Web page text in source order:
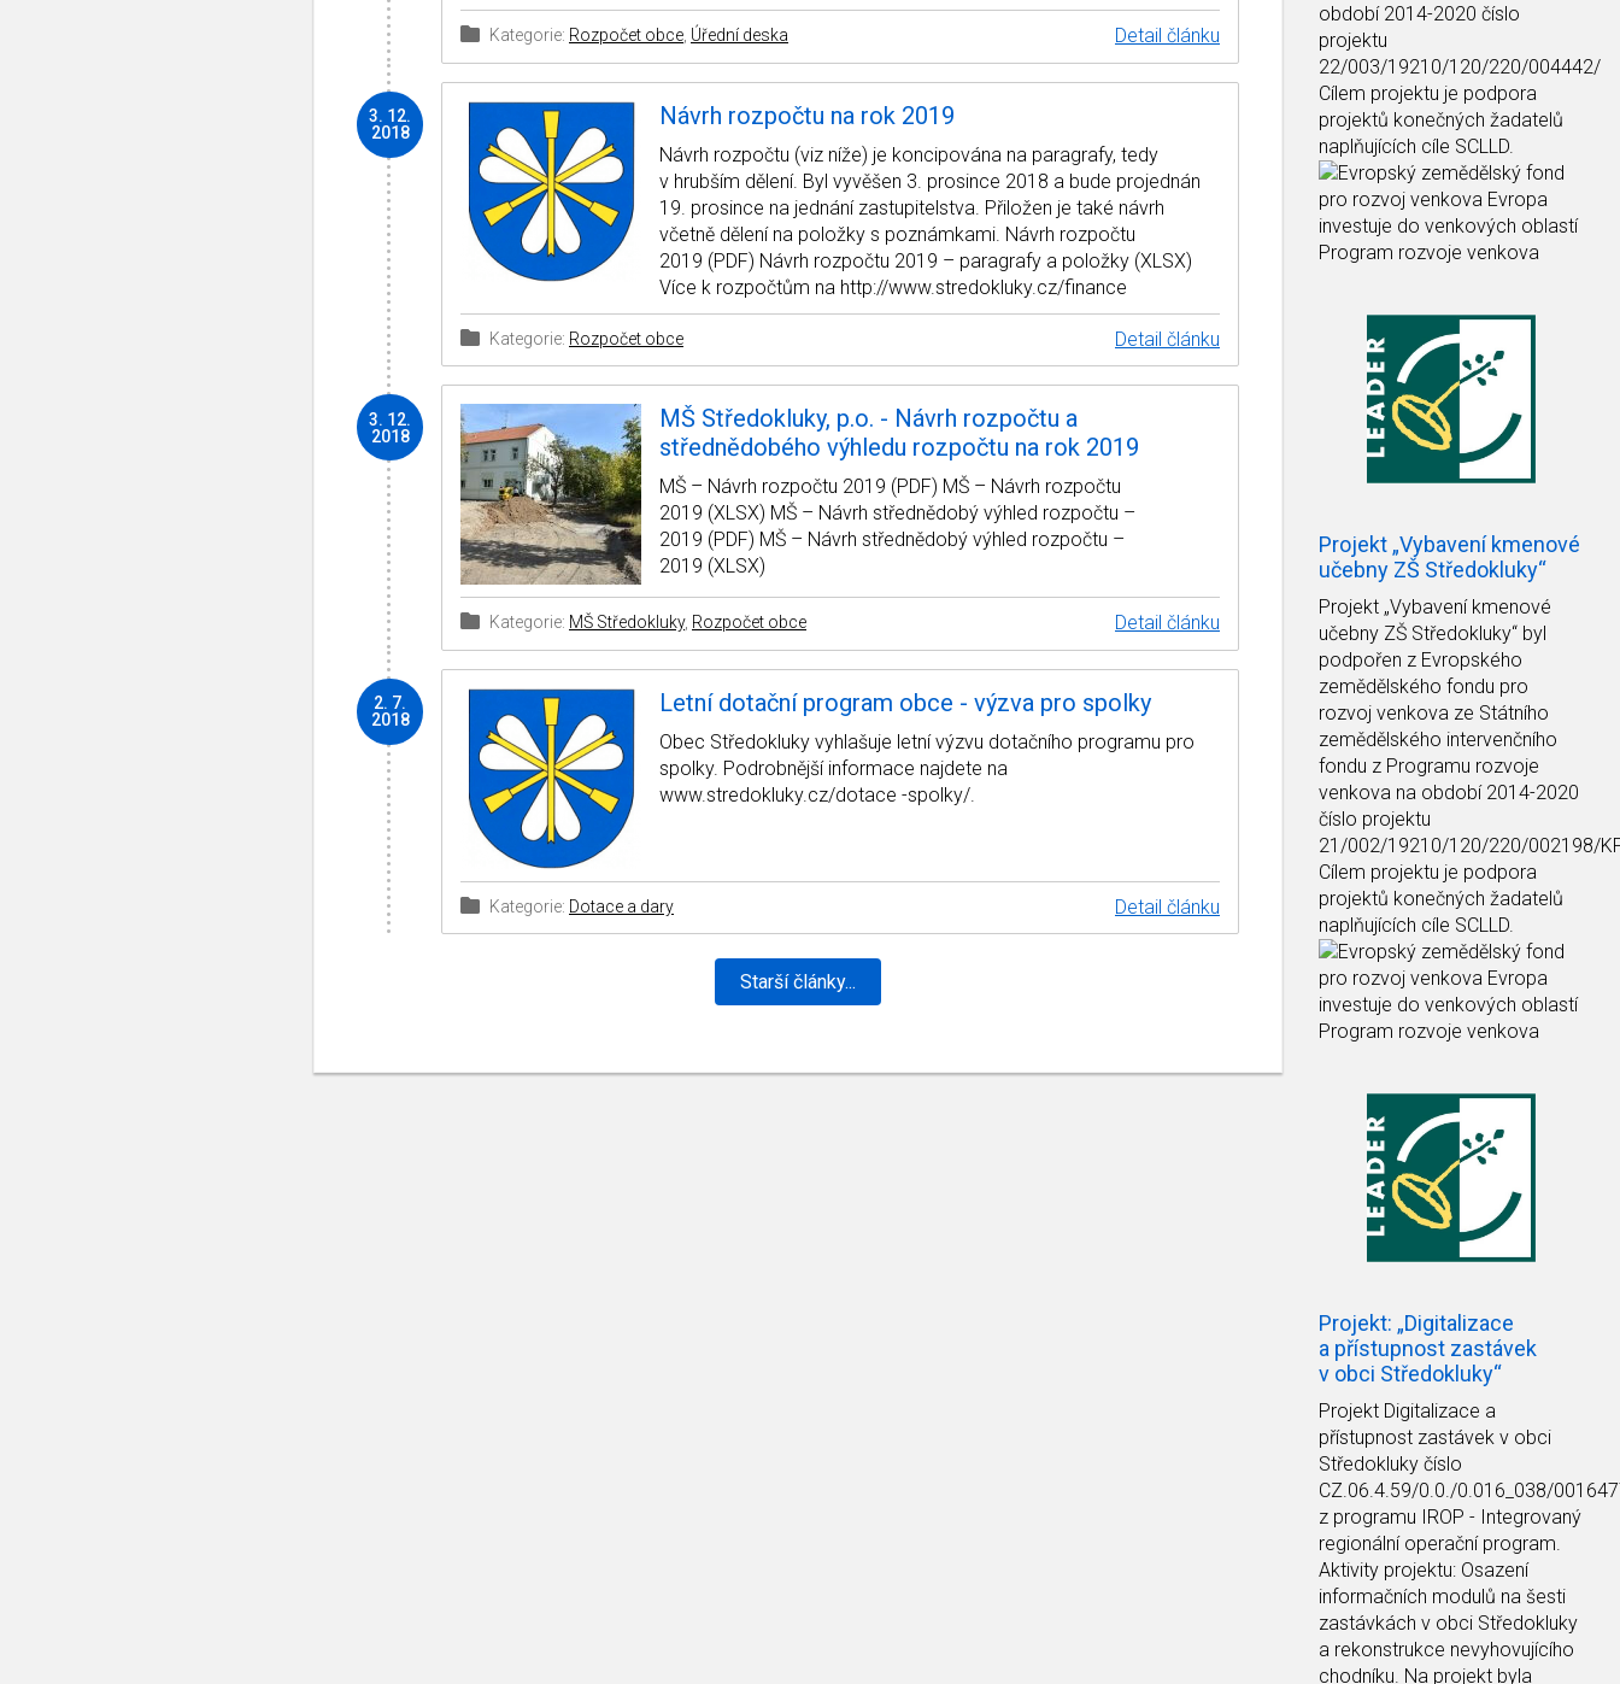
Kategorie: Rozpočet obce Úřední deska Detail článku
3. 12.
2018
Návrh rozpočtu na rok 2019
Návrh rozpočtu (viz níže) je koncipována na paragrafy, tedy
v hrubším dělení. Byl vyvěšen 3. prosince 2018 a bude projednán
19. prosince na jednání zastupitelstva. Přiložen je také návrh
včetně dělení na položky s poznámkami. Návrh rozpočtu
2019 (PDF) Návrh rozpočtu 2019 – paragrafy a položky (XLSX)
Více k rozpočtům na http://www.stredokluky.cz/finance
Kategorie: Rozpočet obce Detail článku
3. 12.
2018
MŠ Středokluky, p.o. - Návrh rozpočtu a
střednědobého výhledu rozpočtu na rok 2019
MŠ – Návrh rozpočtu 2019 (PDF) MŠ – Návrh rozpočtu
2019 (XLSX) MŠ – Návrh střednědobý výhled rozpočtu –
2019 (PDF) MŠ – Návrh střednědobý výhled rozpočtu –
2019 (XLSX)
Kategorie: MŠ Středokluky, Rozpočet obce Detail článku
2. 7.
2018
Letní dotační program obce - výzva pro spolky
Obec Středokluky vyhlašuje letní výzvu dotačního programu pro
spolky. Podrobnější informace najdete na
www.stredokluky.cz/dotace -spolky/.
Kategorie: Dotace a dary Detail článku
Starší články...
období 2014-2020 číslo
projektu
22/003/19210/120/220/004442/
Cílem projektu je podpora
projektů konečných žadatelů
naplňujících cíle SCLLD.
Projekt „Vybavení kmenové
učebny ZŠ Středokluky“
Projekt „Vybavení kmenové
učebny ZŠ Středokluky“ byl
podpořen z Evropského
zemědělského fondu pro
rozvoj venkova ze Státního
zemědělského intervenčního
fondu z Programu rozvoje
venkova na období 2014-2020
číslo projektu
21/002/19210/120/220/002198/
Cílem projektu je podpora
projektů konečných žadatelů
naplňujících cíle SCLLD.
Projekt: „Digitalizace
a přístupnost zastávek
v obci Středokluky“
Projekt Digitalizace a
přístupnost zastávek v obci
Středokluky číslo
CZ.06.4.59/0.0./0.016_038/
z programu IROP - Integrovaný
regionální operační program.
Aktivity projektu: Osazení
informačních modulů na šesti
zastávkách v obci Středokluky
a rekonstrukce nevyhovujícího
chodníku. Na projekt byla